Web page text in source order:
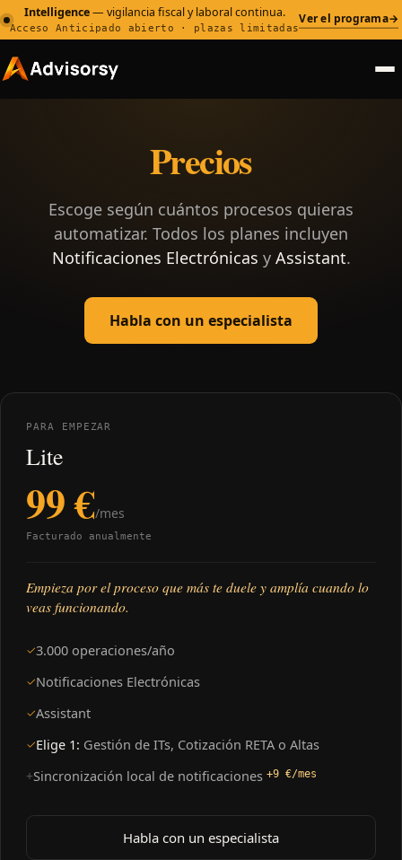
Intelligence— vigilancia fiscal y laboral continua.
Acceso Anticipado abierto · plazas limitadas
Ver el programa→
Precios
Escoge según cuántos procesos quieras
automatizar. Todos los planes incluyen
Notificaciones Electrónicas y Assistant.
Habla con un especialista
PARA EMPEZAR
Lite
99 €/mes
Facturado anualmente
Empieza por el proceso que más te duele y amplía cuando lo
veas funcionando.
✓3.000 operaciones/año
✓Notificaciones Electrónicas
✓Assistant
✓Elige 1: Gestión de ITs, Cotización RETA o Altas
+Sincronización local de notificaciones +9 €/mes
Habla con un especialista